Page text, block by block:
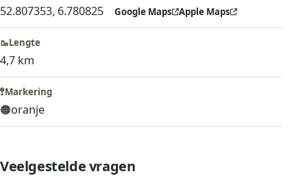
Veelgestelde vragen
52.807353, 6.780825 Google Maps Apple Maps
🥾Lengte
4,7 km
🚏Markering
🟠oranje